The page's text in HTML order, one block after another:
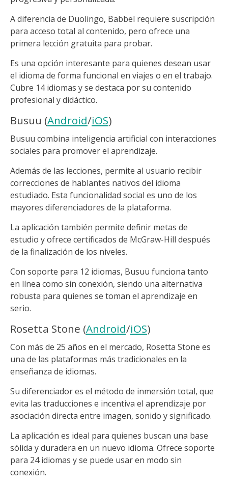
A diferencia de Duolingo, Babbel requiere suscripción
para acceso total al contenido, pero ofrece una
primera lección gratuita para probar.
Es una opción interesante para quienes desean usar
el idioma de forma funcional en viajes o en el trabajo.
Cubre 14 idiomas y se destaca por su contenido
profesional y didáctico.
Busuu (Android/iOS)
Busuu combina inteligencia artificial con interacciones
sociales para promover el aprendizaje.
Además de las lecciones, permite al usuario recibir
correcciones de hablantes nativos del idioma
estudiado. Esta funcionalidad social es uno de los
mayores diferenciadores de la plataforma.
La aplicación también permite definir metas de
estudio y ofrece certificados de McGraw-Hill después
de la finalización de los niveles.
Con soporte para 12 idiomas, Busuu funciona tanto
en línea como sin conexión, siendo una alternativa
robusta para quienes se toman el aprendizaje en
serio.
Rosetta Stone (Android/iOS)
Con más de 25 años en el mercado, Rosetta Stone es
una de las plataformas más tradicionales en la
enseñanza de idiomas.
Su diferenciador es el método de inmersión total, que
evita las traducciones e incentiva el aprendizaje por
asociación directa entre imagen, sonido y significado.
La aplicación es ideal para quienes buscan una base
sólida y duradera en un nuevo idioma. Ofrece soporte
para 24 idiomas y se puede usar en modo sin
conexión.